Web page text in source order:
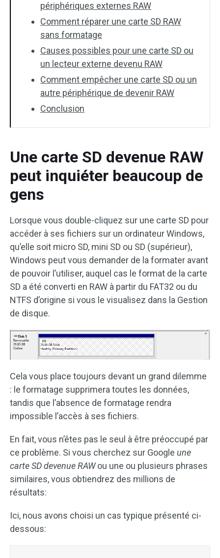
périphériques externes RAW
Comment réparer une carte SD RAW
sans formatage
Causes possibles pour une carte SD ou
un lecteur externe devenu RAW
Comment empêcher une carte SD ou un
autre périphérique de devenir RAW
Conclusion
Une carte SD devenue RAW
peut inquiéter beaucoup de
gens
Lorsque vous double-cliquez sur une carte SD pour
accéder à ses fichiers sur un ordinateur Windows,
qu’elle soit micro SD, mini SD ou SD (supérieur),
Windows peut vous demander de la formater avant
de pouvoir l’utiliser, auquel cas le format de la carte
SD a été converti en RAW à partir du FAT32 ou du
NTFS d’origine si vous le visualisez dans la Gestion
de disque.
Cela vous place toujours devant un grand dilemme
: le formatage supprimera toutes les données,
tandis que l’absence de formatage rendra
impossible l’accès à ses fichiers.
En fait, vous n’êtes pas le seul à être préoccupé par
ce problème. Si vous cherchez sur Google une
carte SD devenue RAWou une ou plusieurs phrases
similaires, vous obtiendrez des millions de
résultats:
Ici, nous avons choisi un cas typique présenté ci-
dessous: